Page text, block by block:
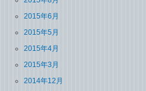
2015年6月
2015年5月
2015年4月
2015年3月
2014年12月